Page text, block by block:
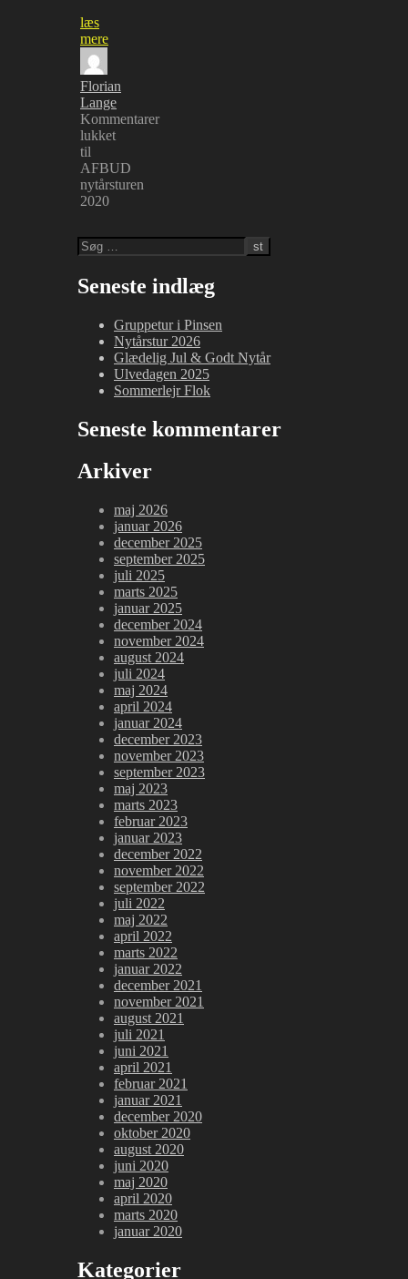
læs
mere
Florian
Lange
Kommentarer
lukket
til
AFBUD
nytårsturen
2020
Seneste indlæg
Gruppetur i Pinsen
Nytårstur 2026
Glædelig Jul & Godt Nytår
Ulvedagen 2025
Sommerlejr Flok
Seneste kommentarer
Arkiver
maj 2026
januar 2026
december 2025
september 2025
juli 2025
marts 2025
januar 2025
december 2024
november 2024
august 2024
juli 2024
maj 2024
april 2024
januar 2024
december 2023
november 2023
september 2023
maj 2023
marts 2023
februar 2023
januar 2023
december 2022
november 2022
september 2022
juli 2022
maj 2022
april 2022
marts 2022
januar 2022
december 2021
november 2021
august 2021
juli 2021
juni 2021
april 2021
februar 2021
januar 2021
december 2020
oktober 2020
august 2020
juni 2020
maj 2020
april 2020
marts 2020
januar 2020
Kategorier